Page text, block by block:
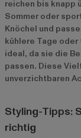
reichen bis knapp
Sommer oder
Knöchel und
kühlere Tage
ideal, da sie die
passen. Diese
unverzichtbaren
Styling-Tipps:
richtig